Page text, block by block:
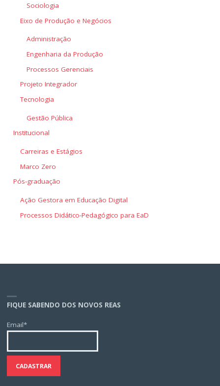
Sociologia
Eixo de Produção e Negócios
Administração
Engenharia da Produção
Processos Gerenciais
Projeto Integrador
Tecnologia
Gestão Pública
Institucional
Carreiras e Estágios
Marco Zero
Pós-graduação
Ação Gestora em Educação Digital
Processos Didático-Pedagógico para EaD
FIQUE SABENDO DOS NOVOS REAS
Email*